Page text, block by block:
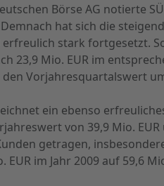
Börse AG notierte
hat sich die
stark fortgesetzt.
23,9 Mio. EUR im
Vorjahresquartalswert
ein ebenso
von 39,9 Mio.
getragen,
im Jahr 2009 auf 59,6